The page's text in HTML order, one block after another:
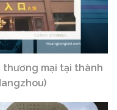
thương mại tại thành